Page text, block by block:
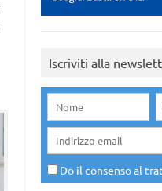
Iscriviti alla
Do il consenso al